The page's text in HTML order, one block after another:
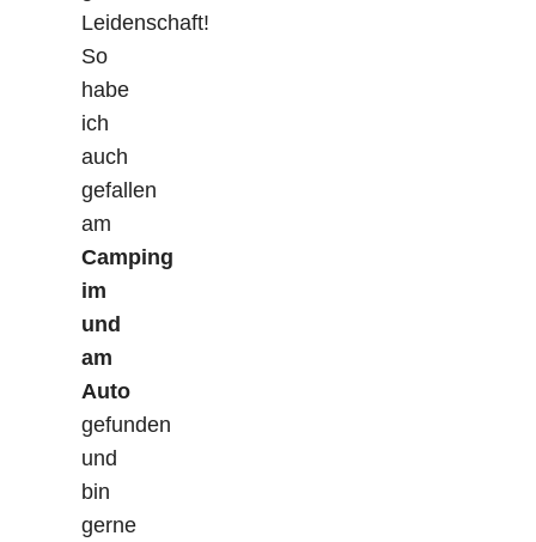
Leidenschaft!
So
habe
ich
auch
gefallen
am
Camping
im
und
am
Auto
gefunden
und
bin
gerne